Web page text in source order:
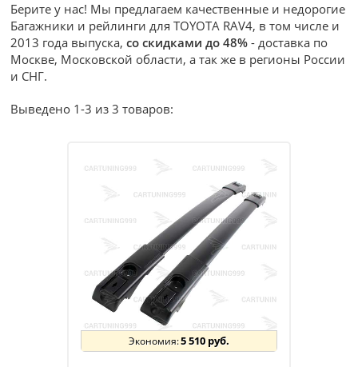
Берите у нас! Мы предлагаем качественные и недорогие
Багажники и рейлинги для TOYOTA RAV4, в том числе и
2013 года выпуска,со скидками до 48% - доставка по
Москве, Московской области, а так же в регионы России
и СНГ.
Выведено 1-3 из 3 товаров:
5 510 руб.